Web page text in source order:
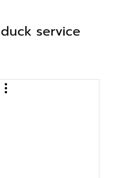
duck service